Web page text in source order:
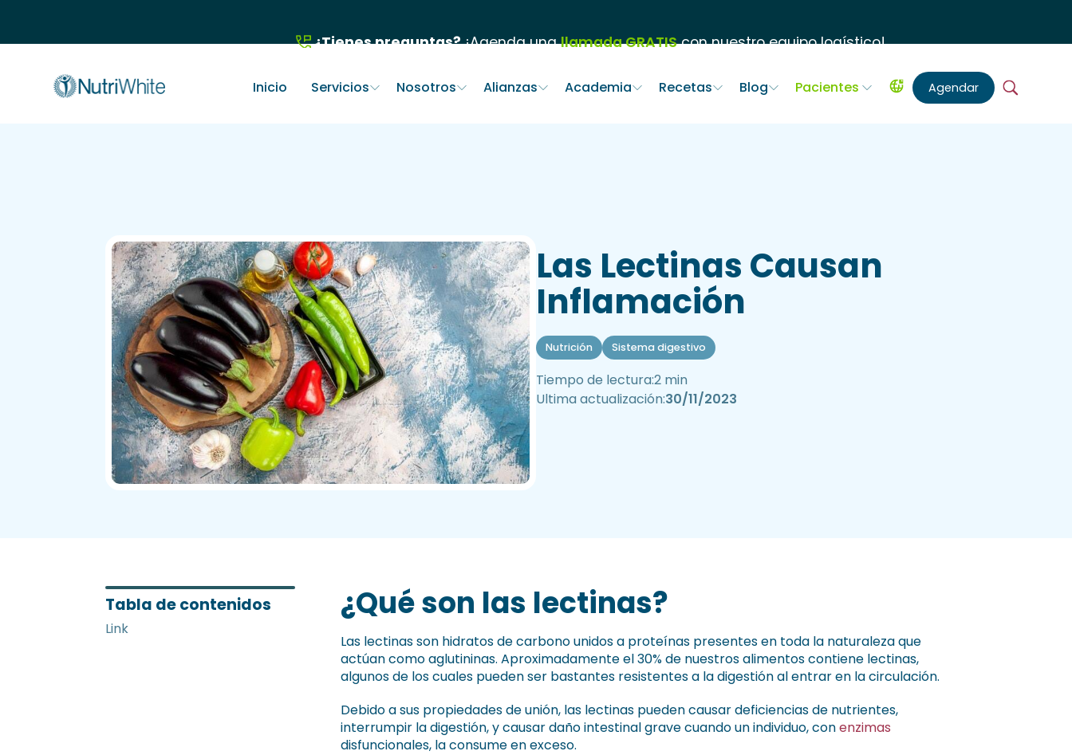
¿Tienes preguntas?¡Agenda unallamada GRATIScon nuestro equipo logístico!
Inicio Servicios Nosotros Alianzas Academia Recetas Blog Pacientes Agendar
Las Lectinas Causan
Inflamación
Nutrición Sistema digestivo
Tiempo de lectura:2 min
Ultima actualización:30/11/2023
Tabla de contenidos
Link
¿Qué son las lectinas?
Las lectinas son hidratos de carbono unidos a proteínas presentes en toda la naturaleza que
actúan como aglutininas. Aproximadamente el 30% de nuestros alimentos contiene lectinas,
algunos de los cuales pueden ser bastantes resistentes a la digestión al entrar en la circulación.
Debido a sus propiedades de unión, las lectinas pueden causar deficiencias de nutrientes,
interrumpir la digestión, y causar daño intestinal grave cuando un individuo, conenzimas
disfuncionales, la consume en exceso.